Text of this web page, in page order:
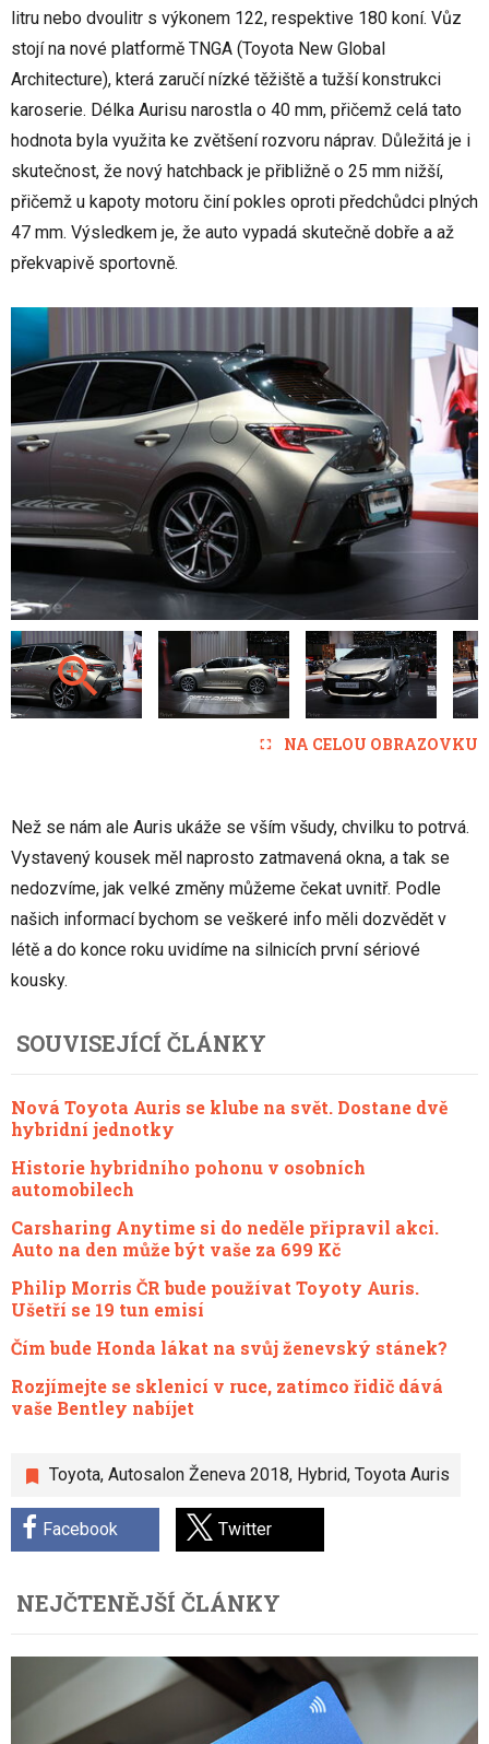
litru nebo dvoulitr s výkonem 122, respektive 180 koní. Vůz
stojí na nové platformě TNGA (Toyota New Global
Architecture), která zaručí nízké těžiště a tužší konstrukci
karoserie. Délka Aurisu narostla o 40 mm, přičemž celá tato
hodnota byla využita ke zvětšení rozvoru náprav. Důležitá je i
skutečnost, že nový hatchback je přibližně o 25 mm nižší,
přičemž u kapoty motoru činí pokles oproti předchůdci plných
47 mm. Výsledkem je, že auto vypadá skutečně dobře a až
překvapivě sportovně.
NA CELOU OBRAZOVKU
Než se nám ale Auris ukáže se vším všudy, chvilku to potrvá.
Vystavený kousek měl naprosto zatmavená okna, a tak se
nedozvíme, jak velké změny můžeme čekat uvnitř. Podle
našich informací bychom se veškeré info měli dozvědět v
létě a do konce roku uvidíme na silnicích první sériové
kousky.
Toyota, Autosalon Ženeva 2018, Hybrid, Toyota Auris
Facebook Twitter
SOUVISEJÍCÍ ČLÁNKY
Nová Toyota Auris se klube na svět. Dostane dvě
hybridní jednotky
Historie hybridního pohonu v osobních
automobilech
Carsharing Anytime si do neděle připravil akci.
Auto na den může být vaše za 699 Kč
Philip Morris ČR bude používat Toyoty Auris.
Ušetří se 19 tun emisí
Čím bude Honda lákat na svůj ženevský stánek?
Rozjímejte se sklenicí v ruce, zatímco řidič dává
vaše Bentley nabíjet
NEJČTENĚJŠÍ ČLÁNKY